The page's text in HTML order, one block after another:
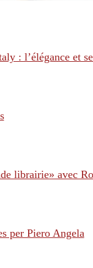
: l’élégance et
librairie» avec
per Piero Angela